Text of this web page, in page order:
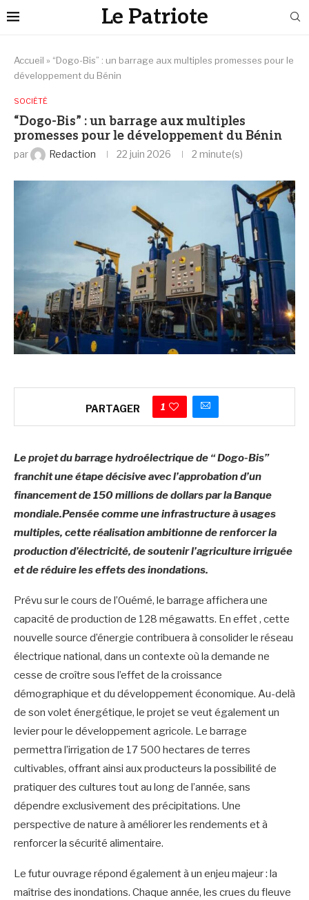
Le Patriote
Accueil » “Dogo-Bis” : un barrage aux multiples promesses pour le
développement du Bénin
SOCIÉTÉ
“Dogo-Bis” : un barrage aux multiples
promesses pour le développement du Bénin
par Redaction 22 juin 2026 2 minute(s)
PARTAGER 1
Le projet du barrage hydroélectrique de “ Dogo-Bis”
franchit une étape décisive avec l’approbation d’un
financement de 150 millions de dollars par la Banque
mondiale.Pensée comme une infrastructure à usages
multiples, cette réalisation ambitionne de renforcer la
production d’électricité, de soutenir l’agriculture irriguée
et de réduire les effets des inondations.
Prévu sur le cours de l’Ouémé, le barrage affichera une
capacité de production de 128 mégawatts. En effet , cette
nouvelle source d’énergie contribuera à consolider le réseau
électrique national, dans un contexte où la demande ne
cesse de croître sous l’effet de la croissance
démographique et du développement économique. Au-delà
de son volet énergétique, le projet se veut également un
levier pour le développement agricole. Le barrage
permettra l’irrigation de 17 500 hectares de terres
cultivables, offrant ainsi aux producteurs la possibilité de
pratiquer des cultures tout au long de l’année, sans
dépendre exclusivement des précipitations. Une
perspective de nature à améliorer les rendements et à
renforcer la sécurité alimentaire.
Le futur ouvrage répond également à un enjeu majeur : la
maîtrise des inondations. Chaque année, les crues du fleuve